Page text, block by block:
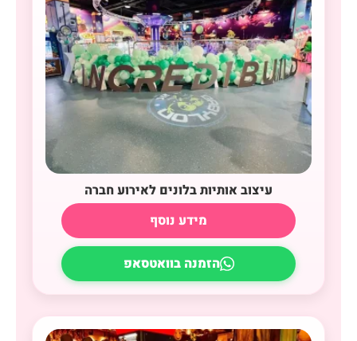
עיצוב אותיות בלונים לאירוע חברה
מידע נוסף
הזמנה בוואטסאפ